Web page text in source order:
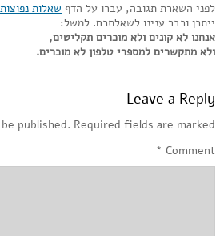
לפני השארת תגובה, עברו על הדף שאלות נפוצות
ייתכן וכבר ענינו לשאלתכם. למשל:
אנחנו לא קונים ולא מוכרים תקליטים,
ולא מתקשרים למספרי טלפון לא מוכרים.
Leave a Reply
published. Required fields are marked
Comment
*